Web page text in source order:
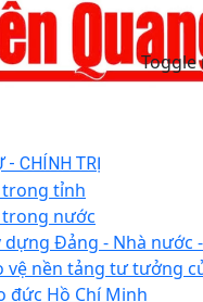
Toggle
- CHÍNH TRỊ
trong tỉnh
trong nước
dựng Đảng - Nhà nước
vệ nền tảng tư tưởng
đức Hồ Chí Minh